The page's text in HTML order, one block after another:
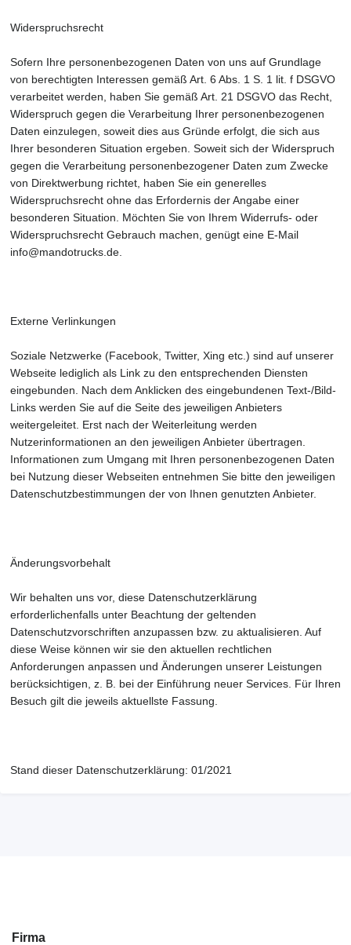
Widerspruchsrecht
Sofern Ihre personenbezogenen Daten von uns auf Grundlage
von berechtigten Interessen gemäß Art. 6 Abs. 1 S. 1 lit. f DSGVO
verarbeitet werden, haben Sie gemäß Art. 21 DSGVO das Recht,
Widerspruch gegen die Verarbeitung Ihrer personenbezogenen
Daten einzulegen, soweit dies aus Gründe erfolgt, die sich aus
Ihrer besonderen Situation ergeben. Soweit sich der Widerspruch
gegen die Verarbeitung personenbezogener Daten zum Zwecke
von Direktwerbung richtet, haben Sie ein generelles
Widerspruchsrecht ohne das Erfordernis der Angabe einer
besonderen Situation. Möchten Sie von Ihrem Widerrufs- oder
Widerspruchsrecht Gebrauch machen, genügt eine E-Mail
info@mandotrucks.de.
Externe Verlinkungen
Soziale Netzwerke (Facebook, Twitter, Xing etc.) sind auf unserer
Webseite lediglich als Link zu den entsprechenden Diensten
eingebunden. Nach dem Anklicken des eingebundenen Text-/Bild-
Links werden Sie auf die Seite des jeweiligen Anbieters
weitergeleitet. Erst nach der Weiterleitung werden
Nutzerinformationen an den jeweiligen Anbieter übertragen.
Informationen zum Umgang mit Ihren personenbezogenen Daten
bei Nutzung dieser Webseiten entnehmen Sie bitte den jeweiligen
Datenschutzbestimmungen der von Ihnen genutzten Anbieter.
Änderungsvorbehalt
Wir behalten uns vor, diese Datenschutzerklärung
erforderlichenfalls unter Beachtung der geltenden
Datenschutzvorschriften anzupassen bzw. zu aktualisieren. Auf
diese Weise können wir sie den aktuellen rechtlichen
Anforderungen anpassen und Änderungen unserer Leistungen
berücksichtigen, z. B. bei der Einführung neuer Services. Für Ihren
Besuch gilt die jeweils aktuellste Fassung.
Stand dieser Datenschutzerklärung: 01/2021
Firma